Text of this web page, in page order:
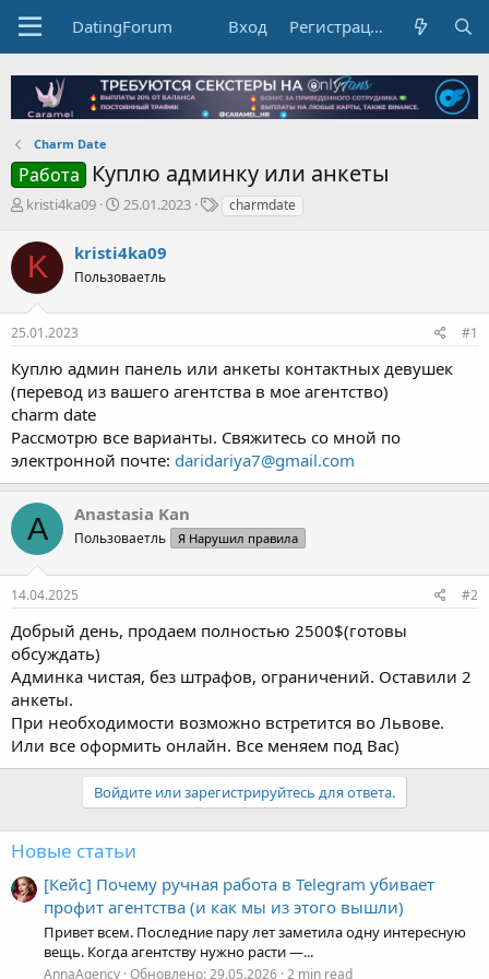
DatingForum Вход Регистрация
Charm Date
Работа Куплю админку или анкеты
А
в
т
р
т
е
м
ы
kristi4ka09
Д
а
т
н
а
а
25.01.2023
Т
е
г
charmdate
K Пользоваетль
25.01.2023
Куплю админ панель или анкеты контактных девушек
(перевод из вашего агентства в мое агентство)
charm date
Рассмотрю все варианты. Свяжитесь со мной по
электронной почте:daridariya7@gmail.com
A Anastasia Kan
Пользоваетль Я Нарушил правила
14.04.2025
Добрый день, продаем полностью 2500$(готовы
обсуждать)
Админка чистая, без штрафов, ограничений. Оставили 2
анкеты.
При необходимости возможно встретится во Львове.
Или все оформить онлайн. Все меняем под Вас)
Войдите или зарегистрируйтесь для ответа.
[Кейс] Почему ручная работа в Telegram убивает
профит агентства (и как мы из этого вышли)
Привет всем. Последние пару лет заметила одну интересную
вещь. Когда агентству нужно расти —...
AnnaAgency Обновлено:29.05.2026